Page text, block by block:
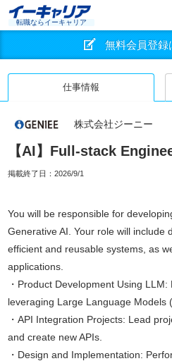
転職ならイーキャリア
無料会員登録
仕事情報
株式会社ジーニー
【AI】Full-stack
掲載終了日： 2026/9/1
You will be responsible for
Generative AI. Your role will include
efficient and reusable systems, as
applications.
・Product Development Using
leveraging Large Language Models
・API Integration Projects: Lead
and create new APIs.
・Design and Implementation: